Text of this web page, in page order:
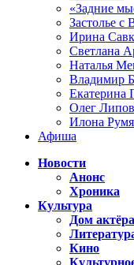
«Задние
Застолье
Ирина
Светлана
Наталья
Владимир
Екатерина
Олег
Илона
Афиша
Новости
Анонс
Хроника
Культура
Дом актёра
Кино